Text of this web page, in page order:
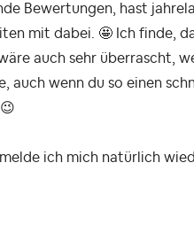
Bewertungen, hast
mit dabei. 🤩 Ich finde,
auch sehr überrascht,
auch wenn du so einen
😉
ich mich natürlich